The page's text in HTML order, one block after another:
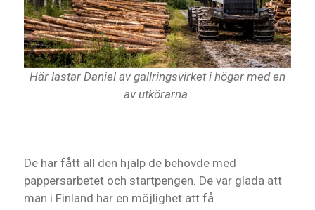
Här lastar Daniel av gallringsvirket i högar med en
av utkörarna.
De har fått all den hjälp de behövde med
pappersarbetet och startpengen. De var glada att
man i Finland har en möjlighet att få